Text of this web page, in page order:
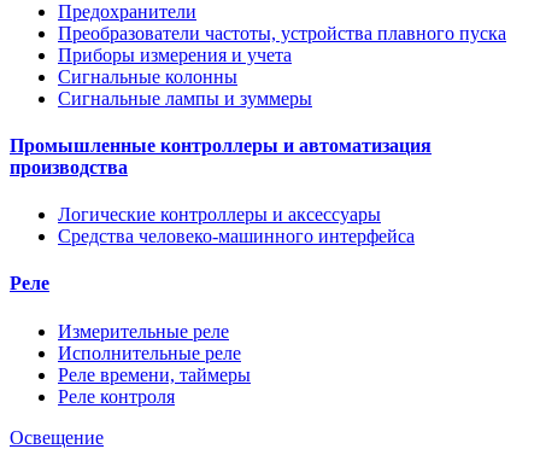
Предохранители
Преобразователи частоты, устройства плавного пуска
Приборы измерения и учета
Сигнальные колонны
Сигнальные лампы и зуммеры
Промышленные контроллеры и автоматизация
производства
Логические контроллеры и аксессуары
Средства человеко-машинного интерфейса
Реле
Измерительные реле
Исполнительные реле
Реле времени, таймеры
Реле контроля
Освещение